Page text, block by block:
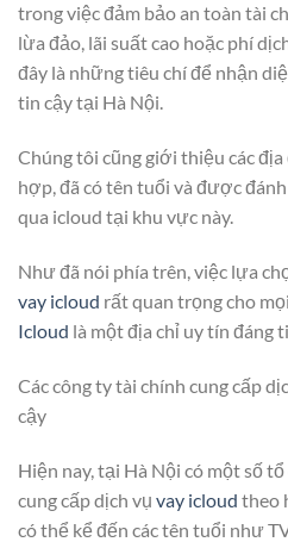
trong việc đảm bảo an toàn tài
lừa đảo, lãi suất cao hoặc phí
đây là những tiêu chí để nhận
tin cậy tại Hà Nội.
Chúng tôi cũng giới thiệu các địa
hợp, đã có tên tuổi và được
qua icloud tại khu vực này.
Như đã nói phía trên, việc lựa
vay icloud rất quan trọng cho
Icloud là một địa chỉ uy tín đáng
Các công ty tài chính cung cấp
cậy
Hiện nay, tại Hà Nội có một số
cung cấp dịch vụ vay icloud theo
có thể kể đến các tên tuổi như